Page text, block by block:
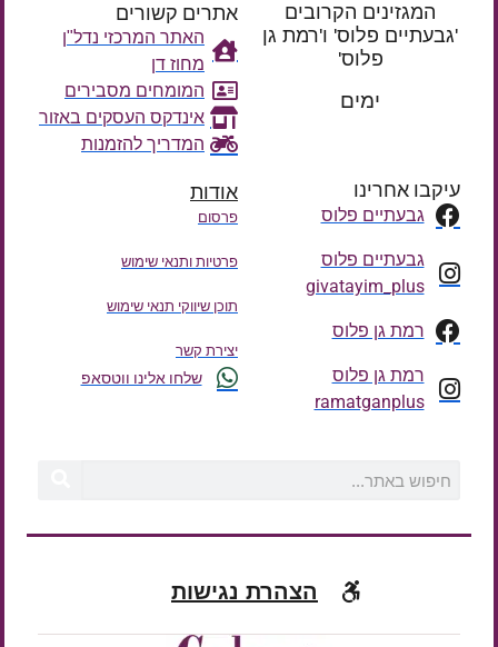
המגזינים הקרובים
'גבעתיים פלוס' ו'רמת גן
פלוס'
ימים
אתרים קשורים
האתר המרכזי נדל"ן
מחוז דן
המומחים מסבירים
אינדקס העסקים באזור
המדריך להזמנות
עיקבו אחרינו
גבעתיים פלוס
גבעתיים פלוס
givatayim_plus
רמת גן פלוס
רמת גן פלוס
ramatganplus
אודות
פרסום
פרטיות ותנאי שימוש
תוכן שיווקי תנאי שימוש
יצירת קשר
שלחו אלינו ווטסאפ
הצהרת נגישות